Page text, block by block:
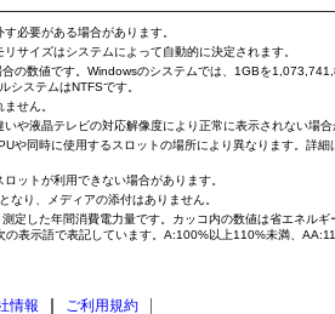
必要がある場合があります。
サイズはシステムによって自動的に決定されます。
数値です。Windowsのシステムでは、1GBを
システムはNTFSです。
せん。
液晶テレビの対応解像度により正常に表示されない場合
同時に使用するスロットの場所により異なります。詳細
ットが利用できない場合があります。
り、メディアの添付はありません。
した年間消費電力量です。カッコ内の数値は省エネルギ
表示語で表記しています。A:100%以上110%未満、
情報
ご利用規約